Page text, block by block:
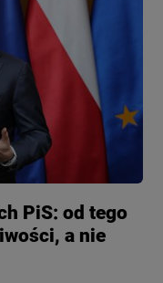
PiS: od tego
a nie